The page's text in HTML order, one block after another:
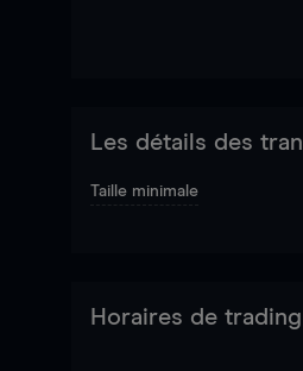
Les détails des
Taille minimale
Horaires de